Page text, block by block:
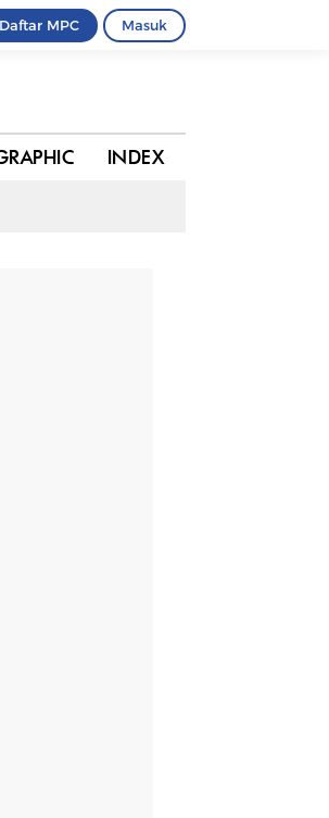
Daftar MPC Masuk
INDEX